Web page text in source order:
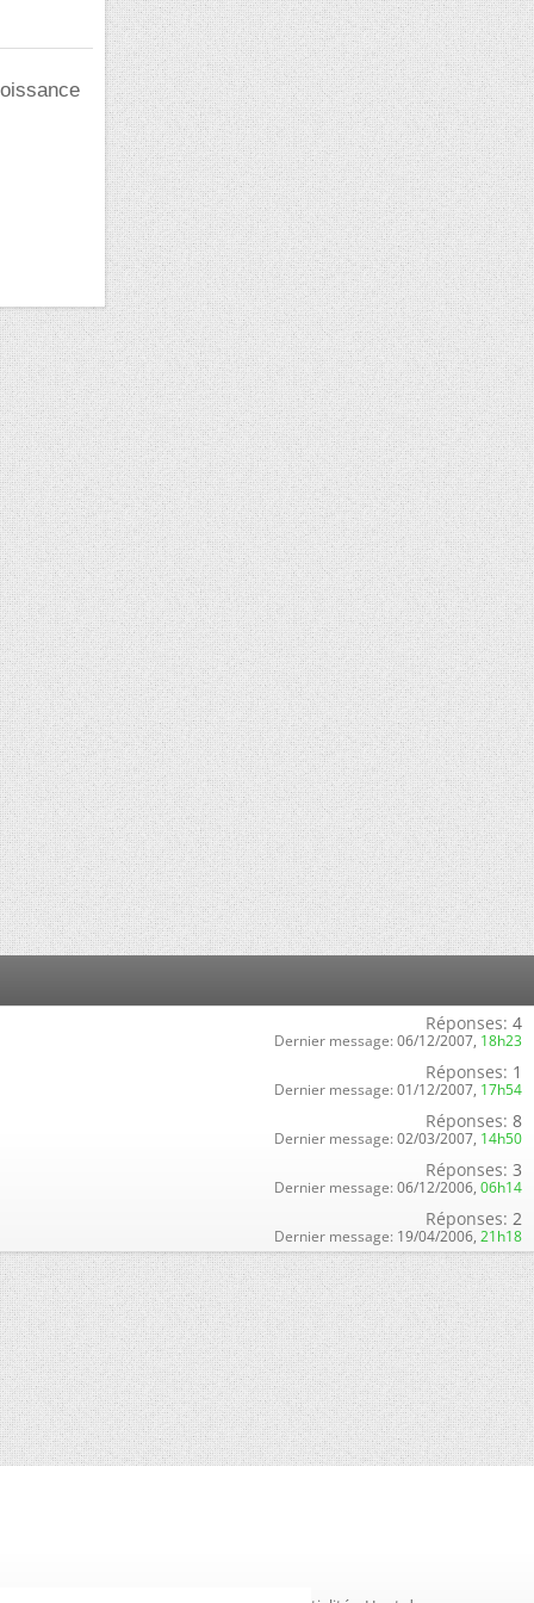
Réponses: 4
Dernier message: 06/12/2007, 18h23
Réponses: 1
Dernier message: 01/12/2007, 17h54
Réponses: 8
Dernier message: 02/03/2007, 14h50
Réponses: 3
Dernier message: 06/12/2006, 06h14
Réponses: 2
Dernier message: 19/04/2006, 21h18